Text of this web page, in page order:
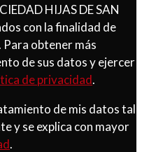
HIJAS DE SAN
con la finalidad de
obtener más
de sus datos y ejercer
de privacidad.
de mis datos tal
y se explica con mayor
.